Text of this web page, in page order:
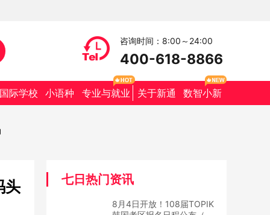
咨询时间：8:00～24:00
400-618-8866
际学校 小语种 专业与就业 关于新通 数智小新
头 七日热门资讯
8月4日开放！108届TOPIK